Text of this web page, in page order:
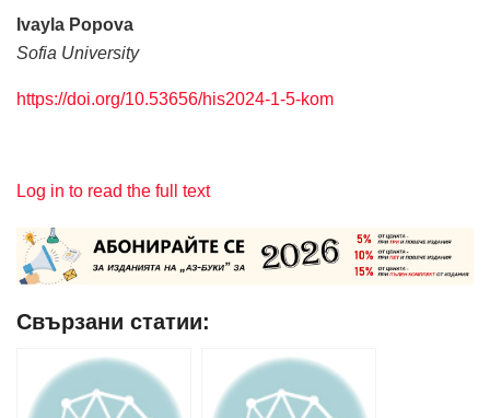
Ivayla Popova
Sofia University
https://doi.org/10.53656/his2024-1-5-kom
Log in to read the full text
Свързани статии: